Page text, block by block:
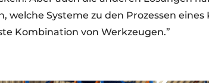
welche Systeme zu den Prozessen
Kombination von Werkzeugen.”